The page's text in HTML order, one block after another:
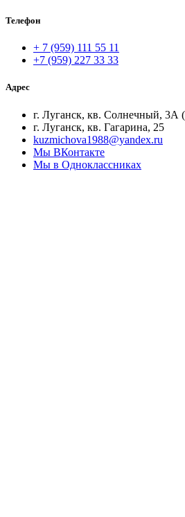
Телефон
+ 7 (959) 111 55 11
+7 (959) 227 33 33
Адрес
г. Луганск, кв. Солнечный,
г. Луганск, кв. Гагарина, 25
kuzmichova1988@yandex.ru
Мы ВКонтакте
Мы в Одноклассниках